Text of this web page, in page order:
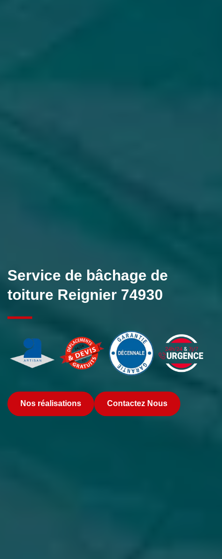
Service de bâchage de
toiture Reignier 74930
Nos réalisations Contactez Nous